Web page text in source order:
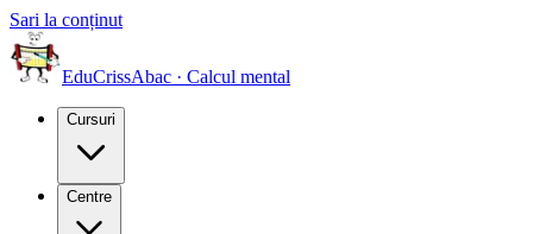
Sari la conținut
EduCrissAbac · Calcul mental
Cursuri
Centre